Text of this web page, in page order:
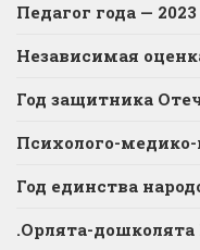
Педагог года — 2023
Независимая
Год защитника
Психолого-
Год единства
.Орлята-дошколята